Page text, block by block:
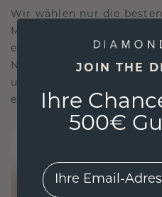
Wir wählen nur die
Materialien und Labor
erfahrenen
Nachhaltigkeit mit
und stellen so sicher,
ethisch wie exquisit ist.
JOIN THE
Ihre
500€
EMail